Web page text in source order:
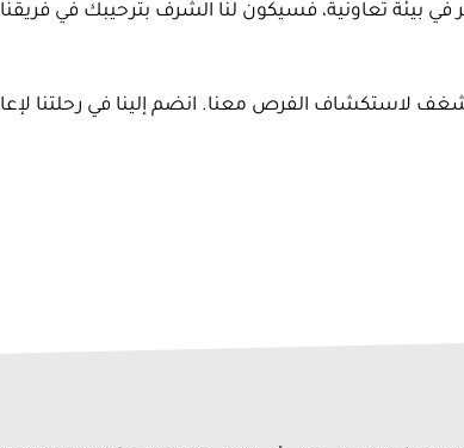
في بيئة تعاونية، فسيكون لنا الشرف بترحيبك في
لاستكشاف الفرص معنا. انضم إلينا في رحلتنا